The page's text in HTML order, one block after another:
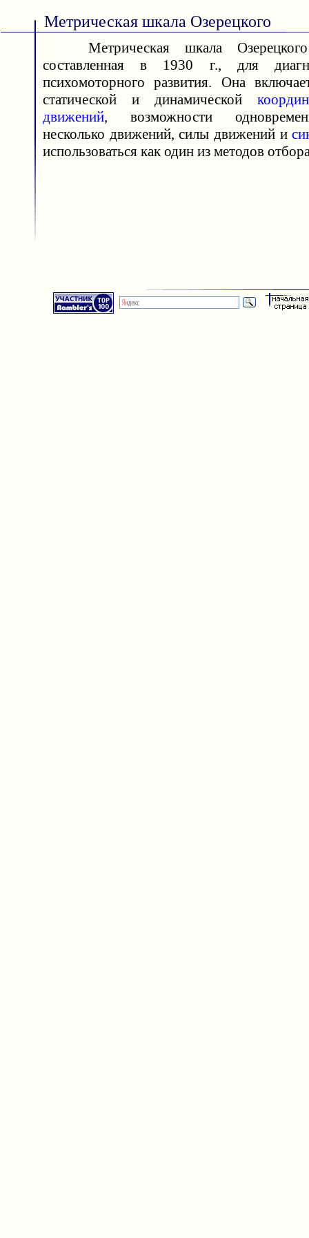
Метрическая шкала Озерецкого
Метрическая шкала
составленная в 1930 г., для
психомоторного развития. Она
статической и динамической
движений, возможности
несколько движений, силы движений и
использоваться как один из методов